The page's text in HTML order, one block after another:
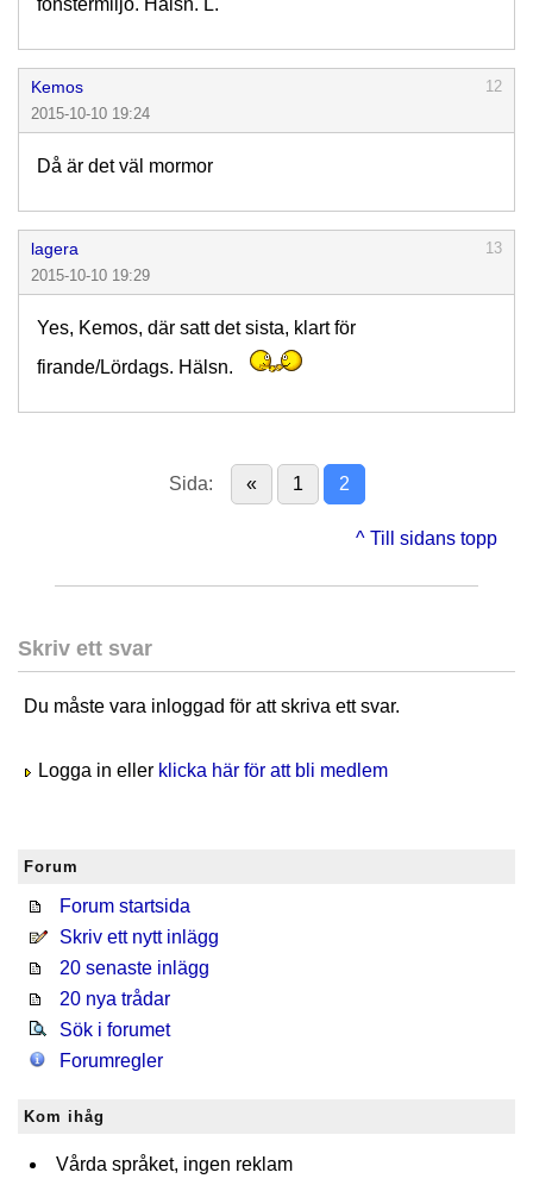
fönstermiljö. Hälsn. L.
Kemos
12
2015-10-10 19:24
Då är det väl mormor
lagera
13
2015-10-10 19:29
Yes, Kemos, där satt det sista, klart för
firande/Lördags. Hälsn.
Sida: « 1 2
^ Till sidans topp
Skriv ett svar
Du måste vara inloggad för att skriva ett svar.
Logga in eller klicka här för att bli medlem
Forum
Forum startsida
Skriv ett nytt inlägg
20 senaste inlägg
20 nya trådar
Sök i forumet
Forumregler
Kom ihåg
Vårda språket, ingen reklam